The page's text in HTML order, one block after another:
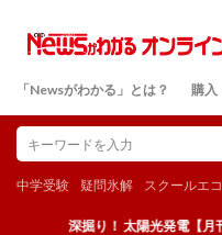
「Newsがわかる」とは？ 購入
中学受験 疑問氷解 スクールエ
深掘り！ 太陽光発電【月刊